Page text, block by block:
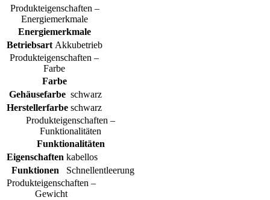
Produkteigenschaften –
Energiemerkmale
Energiemerkmale
Betriebsart Akkubetrieb
Produkteigenschaften –
Farbe
Farbe
Gehäusefarbe schwarz
Herstellerfarbe schwarz
Produkteigenschaften –
Funktionalitäten
Funktionalitäten
Eigenschaften kabellos
Funktionen
Schnellentleerung
Produkteigenschaften –
Gewicht